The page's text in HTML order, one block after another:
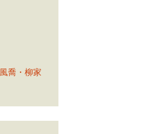
喬・柳家